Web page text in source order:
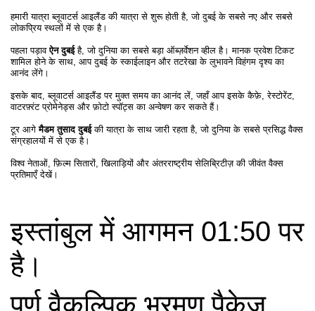
हमारी यात्रा ब्लूवाटर्स आइलैंड की यात्रा से शुरू होती है, जो दुबई के सबसे नए और सबसे
लोकप्रिय स्थलों में से एक है।
पहला पड़ावऐन दुबईहै, जो दुनिया का सबसे बड़ा ऑब्ज़र्वेशन व्हील है। मानक प्रवेश टिकट
शामिल होने के साथ, आप दुबई के स्काईलाइन और तटरेखा के लुभावने विहंगम दृश्य का
आनंद लेंगे।
इसके बाद, ब्लूवाटर्स आइलैंड पर मुक्त समय का आनंद लें, जहाँ आप इसके कैफ़े, रेस्टोरेंट,
वाटरफ़्रंट प्रोमेनेड्स और फ़ोटो स्पॉट्स का अन्वेषण कर सकते हैं।
टूर आगेमैडम तुसाद दुबईकी यात्रा के साथ जारी रहता है, जो दुनिया के सबसे प्रसिद्ध वैक्स
संग्रहालयों में से एक है।
विश्व नेताओं, फ़िल्म सितारों, खिलाड़ियों और अंतरराष्ट्रीय सेलिब्रिटीज़ की जीवंत वैक्स
प्रतिमाएँ देखें।
इस्तांबुल में आगमन 01:50 पर
है।
पूर्ण वैकल्पिक भ्रमण पैकेज